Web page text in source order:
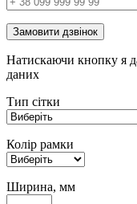
Замовити дзвінок
Натискаючи кнопку я
даних
Тип сітки
Колір рамки
Ширина, мм